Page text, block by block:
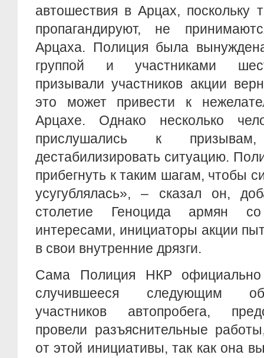
автошествия в Арцах, поскольку
пропагандируют, не
Арцаха. Полиция была
группой и участниками
призывали участников акции
это может привести к
Арцахе. Однако несколько
прислушались к
дестабилизировать ситуацию.
прибегнуть к таким шагам, чтобы
усугублялась», – сказал он,
столетие Геноцида армян
интересами, инициаторы акции
в свои внутренние дрязги.
Сама Полиция НКР официально
случившееся следующим
участников автопробега,
провели разъяснительные
от этой инициативы, так как она